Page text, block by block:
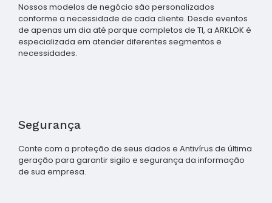
Nossos modelos de negócio são personalizados
conforme a necessidade de cada cliente. Desde eventos
de apenas um dia até parque completos de TI, a ARKLOK é
especializada em atender diferentes segmentos e
necessidades.
Segurança
Conte com a proteção de seus dados e Antivírus de última
geração para garantir sigilo e segurança da informação
de sua empresa.